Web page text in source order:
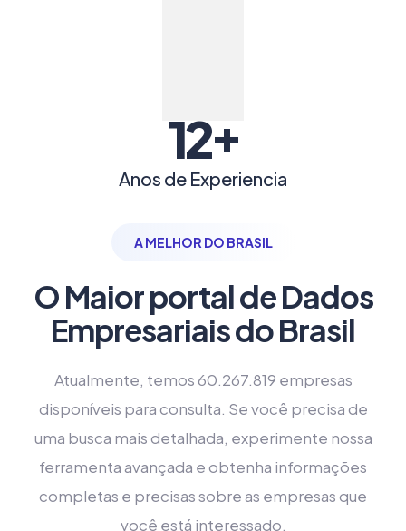
12+
Anos de Experiencia
A MELHOR DO BRASIL
O Maior portal de Dados
Empresariais do Brasil
Atualmente, temos 60.267.819 empresas
disponíveis para consulta. Se você precisa de
uma busca mais detalhada, experimente nossa
ferramenta avançada e obtenha informações
completas e precisas sobre as empresas que
você está interessado.